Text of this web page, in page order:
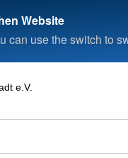
Website
can use the switch to
e.V.